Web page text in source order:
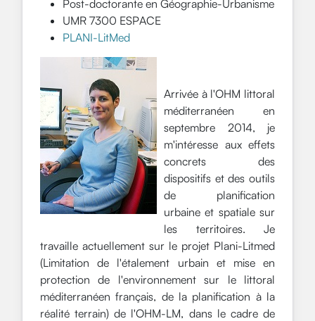
Post-doctorante en Géographie-Urbanisme
UMR 7300 ESPACE
PLANI-LitMed
Arrivée à l'OHM littoral
méditerranéen en
septembre 2014, je
m'intéresse aux effets
concrets des
dispositifs et des outils
de planification
urbaine et spatiale sur
les territoires. Je
travaille actuellement sur le projet Plani-Litmed
(Limitation de l'étalement urbain et mise en
protection de l'environnement sur le littoral
méditerranéen français, de la planification à la
réalité terrain) de l'OHM-LM, dans le cadre de